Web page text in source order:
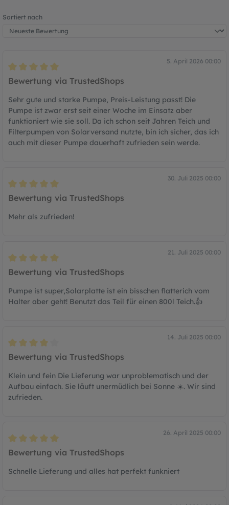
Sortiert nach
5. April 2026 00:00
Bewertung mit 5 von 5 Sternen
Bewertung via TrustedShops
Sehr gute und starke Pumpe, Preis-Leistung passt! Die
Pumpe ist zwar erst seit einer Woche im Einsatz aber
funktioniert wie sie soll. Da ich schon seit Jahren Teich und
Filterpumpen von Solarversand nutzte, bin ich sicher, das ich
auch mit dieser Pumpe dauerhaft zufrieden sein werde.
30. Juli 2025 00:00
Bewertung mit 5 von 5 Sternen
Bewertung via TrustedShops
Mehr als zufrieden!
21. Juli 2025 00:00
Bewertung mit 5 von 5 Sternen
Bewertung via TrustedShops
Pumpe ist super,Solarplatte ist ein bisschen flatterich vom
Halter aber geht! Benutzt das Teil für einen 800l Teich.👍
14. Juli 2025 00:00
Bewertung mit 4 von 5 Sternen
Bewertung via TrustedShops
Klein und fein Die Lieferung war unproblematisch und der
Aufbau einfach. Sie läuft unermüdlich bei Sonne ☀️. Wir sind
zufrieden.
26. April 2025 00:00
Bewertung mit 5 von 5 Sternen
Bewertung via TrustedShops
Schnelle Lieferung und alles hat perfekt funkniert